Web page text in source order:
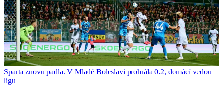
Sparta znovu padla. V Mladé Boleslavi prohrála 0:2, domácí vedou
ligu